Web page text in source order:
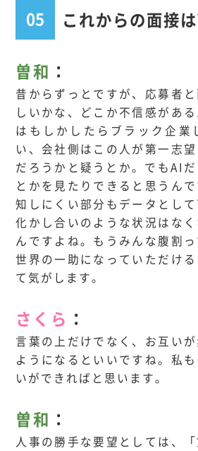
05 これからの面接
曽和 ：
昔からずっとですが、応募者
しいかな、どこか不信感があ
はもしかしたらブラック企業
い、会社側はこの人が第一志
だろうかと疑うとか。でもAI
とかを見たりできると思うん
知しにくい部分もデータとして
化かし合いのような状況はな
んですよね。もうみんな腹割
世界の一助になっていただけ
て気がします。
さくら ：
言葉の上だけでなく、お互い
ようになるといいですね。私
いができればと思います。
曽和 ：
人事の勝手な要望としては、